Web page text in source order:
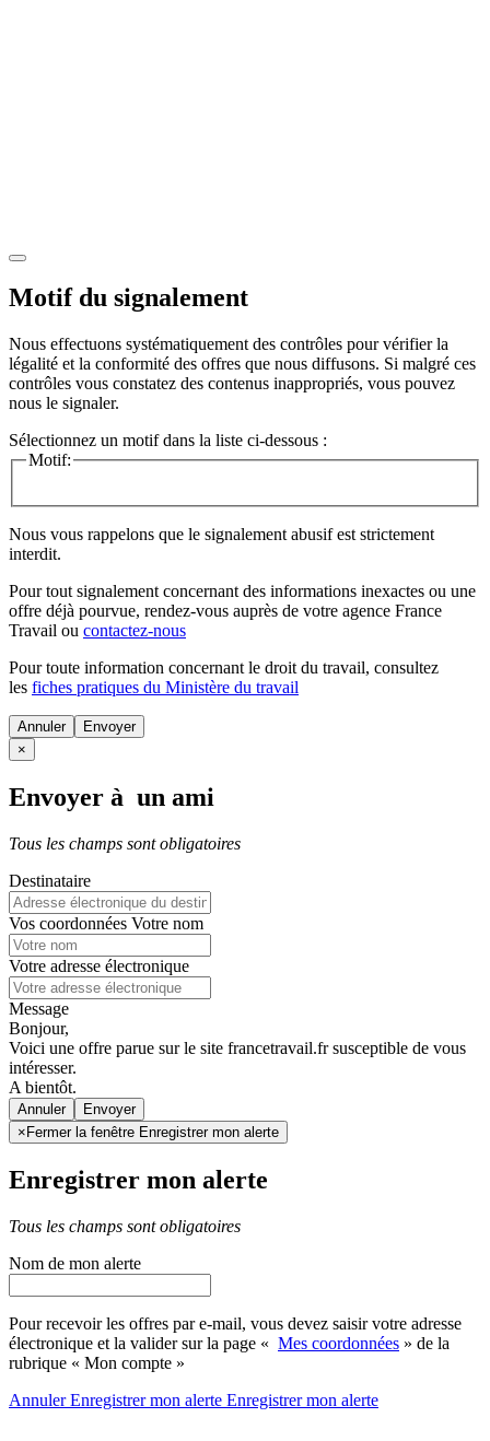
Motif du signalement
Nous effectuons systématiquement des contrôles pour vérifier la
légalité et la conformité des offres que nous diffusons. Si malgré ces
contrôles vous constatez des contenus inappropriés, vous pouvez
nous le signaler.
Sélectionnez un motif dans la liste ci-dessous :
Motif:
Nous vous rappelons que le signalement abusif est strictement
interdit.
Pour tout signalement concernant des informations inexactes ou une
offre déjà pourvue, rendez-vous auprès de votre agence France
Travail ou contactez-nous
Pour toute information concernant le droit du travail, consultez
les fiches pratiques du Ministère du travail
Annuler
×
Envoyer à un ami
Tous les champs sont obligatoires
Destinataire
Vos coordonnées Votre nom
Votre adresse électronique
Message
Bonjour,
Voici une offre parue sur le site francetravail.fr susceptible de vous
intéresser.
A bientôt.
Annuler
× Fermer la fenêtre Enregistrer mon alerte
Enregistrer mon alerte
Tous les champs sont obligatoires
Nom de mon alerte
Pour recevoir les offres par e-mail, vous devez saisir votre adresse
électronique et la valider sur la page « Mes coordonnées » de la
rubrique « Mon compte »
AnnulerEnregistrer mon alerte Enregistrermon alerte